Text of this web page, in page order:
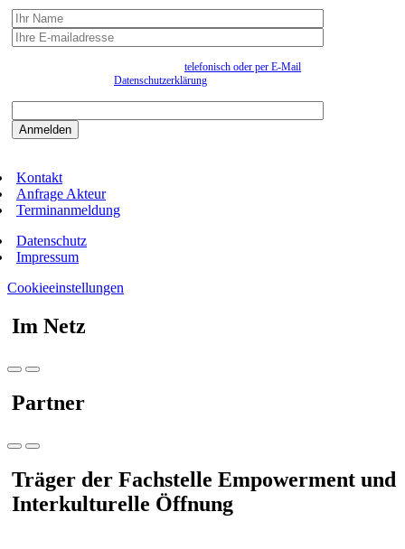
telefonisch oder per E-Mail
Datenschutzerklärung
Kontakt
Anfrage Akteur
Terminanmeldung
Datenschutz
Impressum
Cookieeinstellungen
Im Netz
Partner
Träger der Fachstelle Empowerment und
Interkulturelle Öffnung